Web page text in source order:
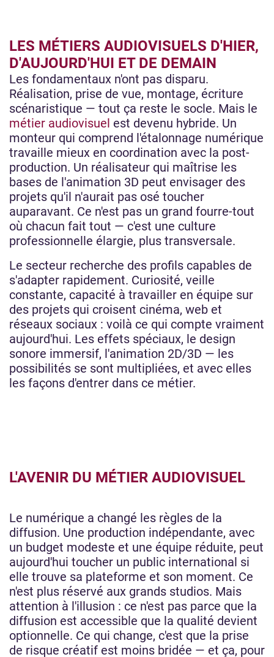
LES MÉTIERS AUDIOVISUELS D'HIER,
D'AUJOURD'HUI ET DE DEMAIN
Les fondamentaux n'ont pas disparu.
Réalisation, prise de vue, montage, écriture
scénaristique — tout ça reste le socle. Mais le
métier audiovisuel est devenu hybride. Un
monteur qui comprend l'étalonnage numérique
travaille mieux en coordination avec la post-
production. Un réalisateur qui maîtrise les
bases de l'animation 3D peut envisager des
projets qu'il n'aurait pas osé toucher
auparavant. Ce n'est pas un grand fourre-tout
où chacun fait tout — c'est une culture
professionnelle élargie, plus transversale.
Le secteur recherche des profils capables de
s'adapter rapidement. Curiosité, veille
constante, capacité à travailler en équipe sur
des projets qui croisent cinéma, web et
réseaux sociaux : voilà ce qui compte vraiment
aujourd'hui. Les effets spéciaux, le design
sonore immersif, l'animation 2D/3D — les
possibilités se sont multipliées, et avec elles
les façons d'entrer dans ce métier.
L'AVENIR DU MÉTIER AUDIOVISUEL
Le numérique a changé les règles de la
diffusion. Une production indépendante, avec
un budget modeste et une équipe réduite, peut
aujourd'hui toucher un public international si
elle trouve sa plateforme et son moment. Ce
n'est plus réservé aux grands studios. Mais
attention à l'illusion : ce n'est pas parce que la
diffusion est accessible que la qualité devient
optionnelle. Ce qui change, c'est que la prise
de risque créatif est moins bridée — et ça, pour